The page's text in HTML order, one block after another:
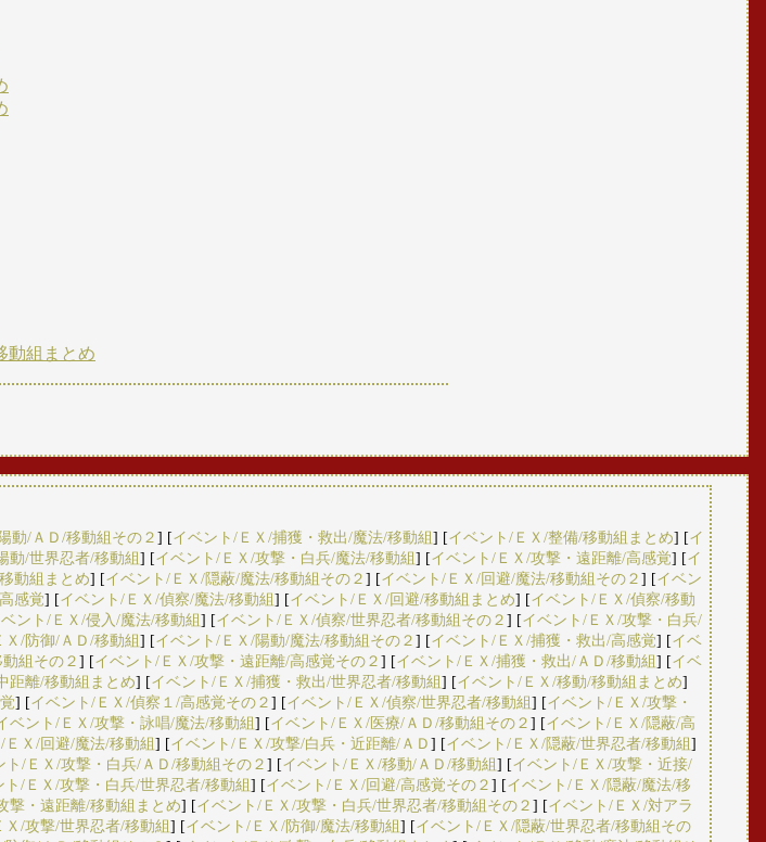
動組まとめ
動/ＡＤ/移動組その２] [イベント/ＥＸ/捕獲・救出/魔法/移動組] [イベント/ＥＸ/整備/移動組まとめ] [イ
動/世界忍者/移動組] [イベント/ＥＸ/攻撃・白兵/魔法/移動組] [イベント/ＥＸ/攻撃・遠距離/高感覚] [イ
動組まとめ] [イベント/ＥＸ/隠蔽/魔法/移動組その２] [イベント/ＥＸ/回避/魔法/移動組その２] [イベン
感覚] [イベント/ＥＸ/偵察/魔法/移動組] [イベント/ＥＸ/回避/移動組まとめ] [イベント/ＥＸ/偵察/移動
ント/ＥＸ/侵入/魔法/移動組] [イベント/ＥＸ/偵察/世界忍者/移動組その２] [イベント/ＥＸ/攻撃・白兵/
Ｘ/防御/ＡＤ/移動組] [イベント/ＥＸ/陽動/魔法/移動組その２] [イベント/ＥＸ/捕獲・救出/高感覚] [イベ
組その２] [イベント/ＥＸ/攻撃・遠距離/高感覚その２] [イベント/ＥＸ/捕獲・救出/ＡＤ/移動組] [イベ
距離/移動組まとめ] [イベント/ＥＸ/捕獲・救出/世界忍者/移動組] [イベント/ＥＸ/移動/移動組まとめ]
] [イベント/ＥＸ/偵察１/高感覚その２] [イベント/ＥＸ/偵察/世界忍者/移動組] [イベント/ＥＸ/攻撃・
ベント/ＥＸ/攻撃・詠唱/魔法/移動組] [イベント/ＥＸ/医療/ＡＤ/移動組その２] [イベント/ＥＸ/隠蔽/高
ＥＸ/回避/魔法/移動組] [イベント/ＥＸ/攻撃/白兵・近距離/ＡＤ] [イベント/ＥＸ/隠蔽/世界忍者/移動組]
ト/ＥＸ/攻撃・白兵/ＡＤ/移動組その２] [イベント/ＥＸ/移動/ＡＤ/移動組] [イベント/ＥＸ/攻撃・近接/
ト/ＥＸ/攻撃・白兵/世界忍者/移動組] [イベント/ＥＸ/回避/高感覚その２] [イベント/ＥＸ/隠蔽/魔法/移
撃・遠距離/移動組まとめ] [イベント/ＥＸ/攻撃・白兵/世界忍者/移動組その２] [イベント/ＥＸ/対アラ
Ｘ/攻撃/世界忍者/移動組] [イベント/ＥＸ/防御/魔法/移動組] [イベント/ＥＸ/隠蔽/世界忍者/移動組その